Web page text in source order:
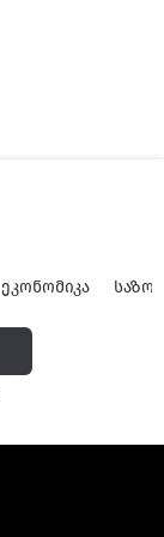
ᲔᲙᲝᲜᲝᲛᲘᲙᲐ